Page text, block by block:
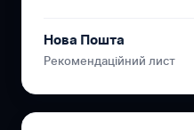
Нова Пошта
Рекомендаційний лист